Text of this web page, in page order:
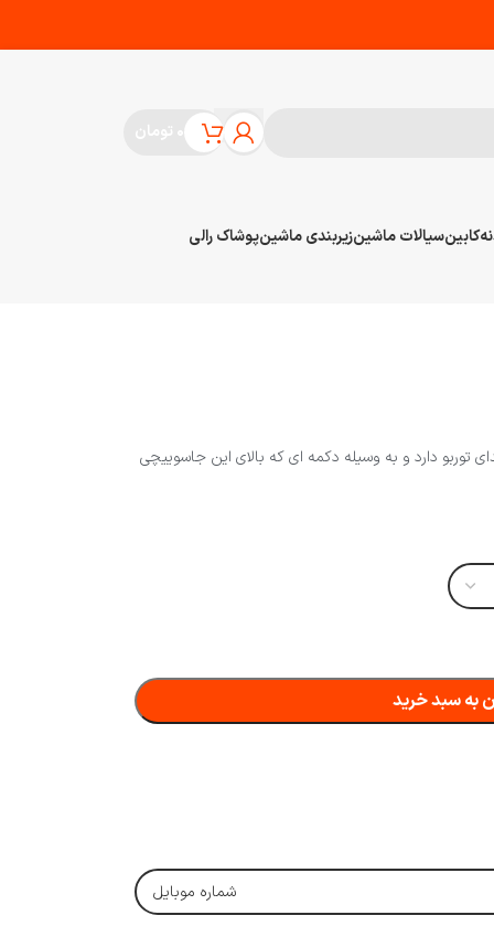
۰ تومان
کابینسیالات ماشینزیربندی ماشینپوشاک رالی
دارد و به وسیله دکمه ای که بالای این جاسوییچی
به سبد خرید